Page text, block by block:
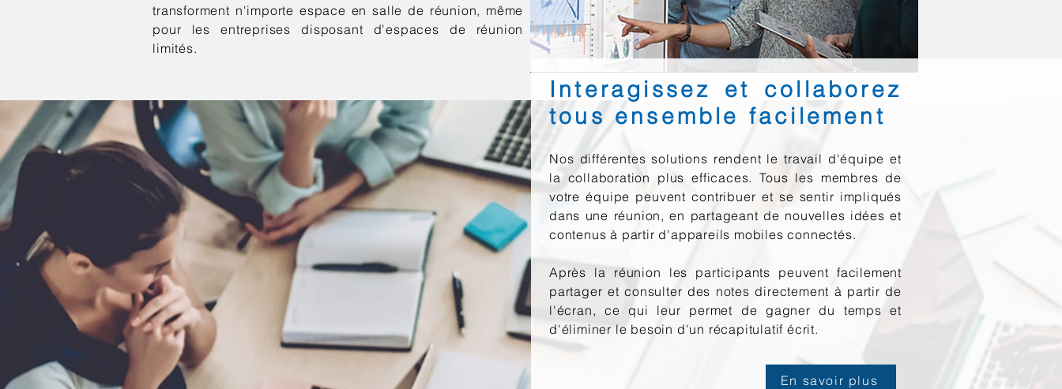
transforment n'importe espace en salle de réunion, même
pour les entreprises disposant d'espaces de réunion
limités.
Interagissez et collaborez
tous ensemble facilement
Nos différentes solutions rendent le travail d'équipe et
la collaboration plus efficaces. Tous les membres de
votre équipe peuvent contribuer et se sentir impliqués
dans une réunion, en partageant de nouvelles idées et
contenus à partir d'appareils mobiles connectés.
Après la réunion les participants peuvent facilement
partager et consulter des notes directement à partir de
l'écran, ce qui leur permet de gagner du temps et
d'éliminer le besoin d'un récapitulatif écrit.
En savoir plus